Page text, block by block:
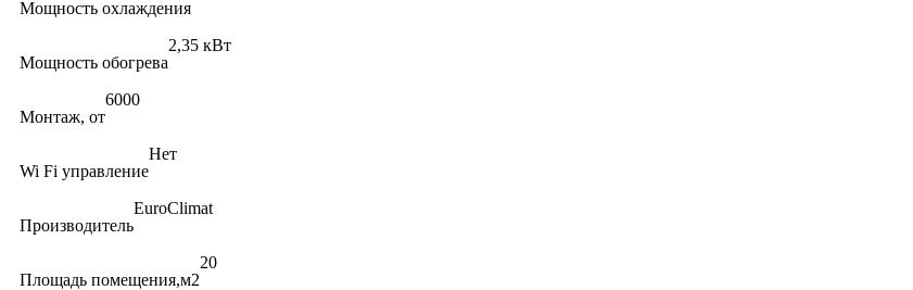
Мощность охлаждения
Мощность обогрева
2,35 кВт
Монтаж, от
6000
Wi Fi управление
Нет
Производитель
EuroClimat
Площадь помещения,м2
20